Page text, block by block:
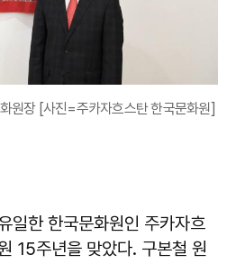
원장 [사진=주카자흐스탄 한국문화원]
일한 한국문화원인 주카자흐
15주년을 맞았다. 구본철 원